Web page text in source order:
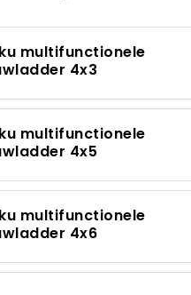
multifunctionele
4x3
multifunctionele
4x5
multifunctionele
4x6